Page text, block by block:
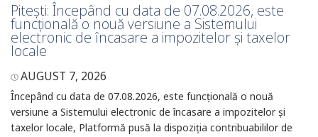
Pitești: Începând cu data de 07.08.2026, este
funcțională o nouă versiune a Sistemului
electronic de încasare a impozitelor și taxelor
locale
AUGUST 7, 2026
Începând cu data de 07.08.2026, este funcțională o nouă
versiune a Sistemului electronic de încasare a impozitelor și
taxelor locale, Platformă pusă la dispoziția contribuabililor de